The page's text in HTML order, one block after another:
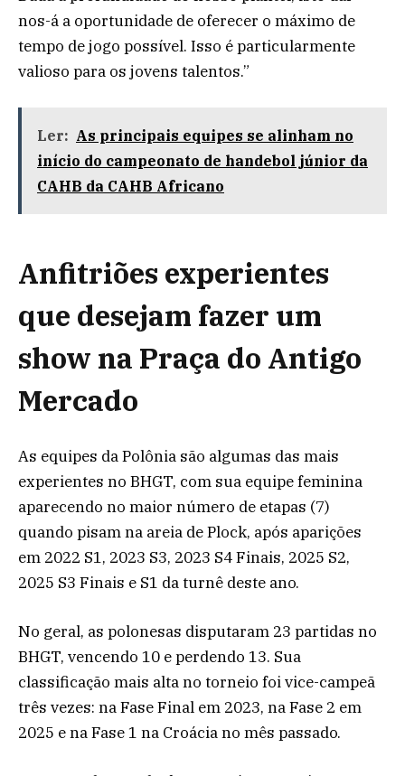
nos-á a oportunidade de oferecer o máximo de
tempo de jogo possível. Isso é particularmente
valioso para os jovens talentos.”
Ler: As principais equipes se alinham no
início do campeonato de handebol júnior da
CAHB da CAHB Africano
Anfitriões experientes
que desejam fazer um
show na Praça do Antigo
Mercado
As equipes da Polônia são algumas das mais
experientes no BHGT, com sua equipe feminina
aparecendo no maior número de etapas (7)
quando pisam na areia de Plock, após aparições
em 2022 S1, 2023 S3, 2023 S4 Finais, 2025 S2,
2025 S3 Finais e S1 da turnê deste ano.
No geral, as polonesas disputaram 23 partidas no
BHGT, vencendo 10 e perdendo 13. Sua
classificação mais alta no torneio foi vice-campeã
três vezes: na Fase Final em 2023, na Fase 2 em
2025 e na Fase 1 na Croácia no mês passado.